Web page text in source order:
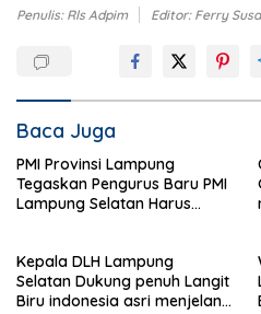
Penulis: Rls Adpim Editor: Ferry
Baca Juga
PMI Provinsi Lampung
Tegaskan Pengurus Baru PMI
Lampung Selatan Harus
Kepala DLH Lampung
Selatan Dukung penuh Langit
Biru indonesia asri menjelang